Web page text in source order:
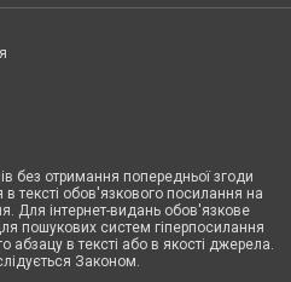
без отримання попередньої згоди
тексті обов'язкового посилання на
Для інтернет-видань обов'язкове
пошукових систем гіперпосилання
абзацу в тексті або в якості джерела.
Законом.